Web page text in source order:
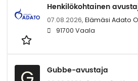
Henkilökohtainen
07.08.2026, Elämäsi Adato
91700 Vaala
Gubbe-avustaja